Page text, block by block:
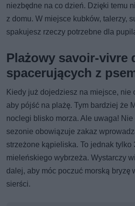
niezbędne na co dzień. Dzięki temu
z domu. W miejsce kubków, talerzy,
spakujesz rzeczy potrzebne dla
Plażowy savoir-vivre
spacerujących z
Kiedy już dojedziesz na miejsce, nie
aby pójść na plażę. Tym bardziej że
noclegi blisko morza. Ale uwaga!
sezonie obowiązuje zakaz
strzeżone kąpieliska. To jednak tylko
mieleńskiego wybrzeża. Wystarczy
dalej, aby móc poczuć morską bryzę
sierści.